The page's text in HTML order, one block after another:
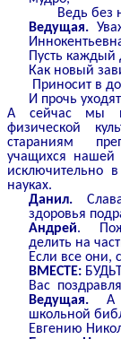
Ведь без
Ведущая.
Пусть каждый
Как новый
Приносит в
И прочь
А сейчас мы
физической
стараниям
учащихся нашей
исключительно
науках.
Данил.
здоровья
Андрей.
делить на
Если все они,
ВМЕСТЕ:
Вас
Ведущая. А
школьной
Евгению